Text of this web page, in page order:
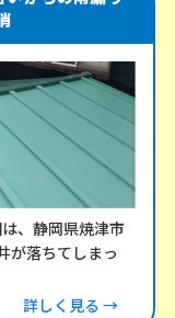
が落ちてしまっ
詳しく見る →